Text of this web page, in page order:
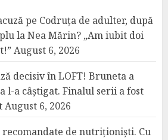
pe Codruța de adulter, după
la Nea Mărin? „Am iubit doi
August 6, 2026
decisiv în LOFT! Bruneta a
l-a câștigat. Finalul serii a fost
August 6, 2026
de nutriționiști. Cu